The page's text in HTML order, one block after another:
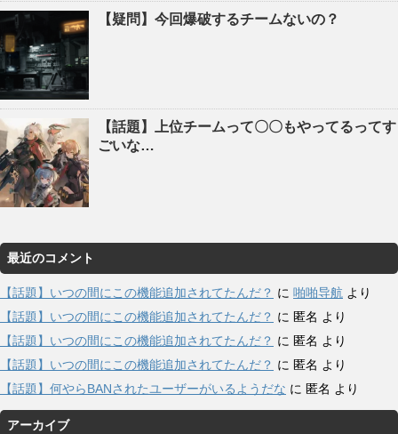
【疑問】今回爆破するチームないの？
【話題】上位チームって〇〇もやってるってす
ごいな…
最近のコメント
【話題】いつの間にこの機能追加されてたんだ？ に 啪啪导航 より
【話題】いつの間にこの機能追加されてたんだ？ に 匿名 より
【話題】いつの間にこの機能追加されてたんだ？ に 匿名 より
【話題】いつの間にこの機能追加されてたんだ？ に 匿名 より
【話題】何やらBANされたユーザーがいるようだな に 匿名 より
アーカイブ